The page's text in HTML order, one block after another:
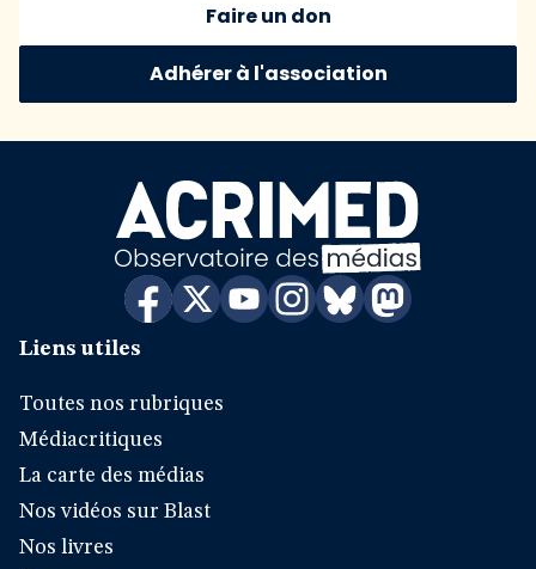
Faire un don
Adhérer à l'association
Liens utiles
Toutes nos rubriques
Médiacritiques
La carte des médias
Nos vidéos sur Blast
Nos livres